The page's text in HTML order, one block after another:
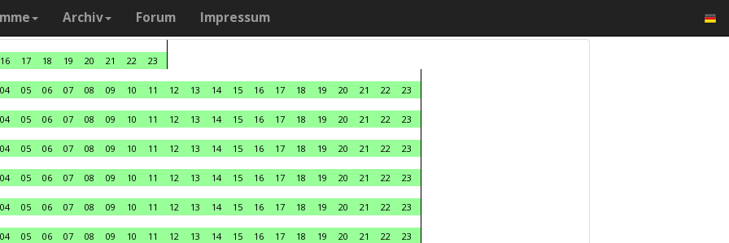
Archiv Forum Impressum
16 17 18 19 20 21 22 23
04 05 06 07 08 09 10 11 12 13 14 15 16 17 18 19 20 21 22 23
04 05 06 07 08 09 10 11 12 13 14 15 16 17 18 19 20 21 22 23
04 05 06 07 08 09 10 11 12 13 14 15 16 17 18 19 20 21 22 23
04 05 06 07 08 09 10 11 12 13 14 15 16 17 18 19 20 21 22 23
04 05 06 07 08 09 10 11 12 13 14 15 16 17 18 19 20 21 22 23
04 05 06 07 08 09 10 11 12 13 14 15 16 17 18 19 20 21 22 23